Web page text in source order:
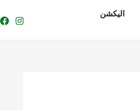
الیکشن